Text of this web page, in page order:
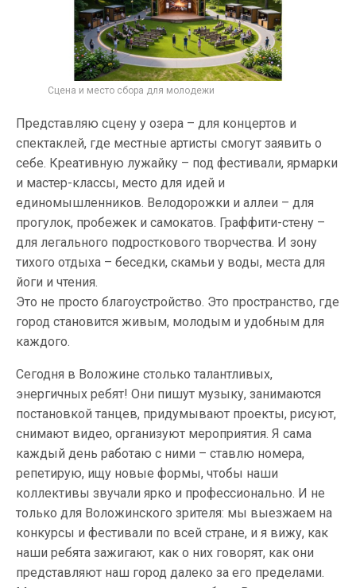
Сцена и место сбора для молодежи
Представляю сцену у озера – для концертов и
спектаклей, где местные артисты смогут заявить о
себе. Креативную лужайку – под фестивали, ярмарки
и мастер-классы, место для идей и
единомышленников. Велодорожки и аллеи – для
прогулок, пробежек и самокатов. Граффити-стену –
для легального подросткового творчества. И зону
тихого отдыха – беседки, скамьи у воды, места для
йоги и чтения.
Это не просто благоустройство. Это пространство, где
город становится живым, молодым и удобным для
каждого.
Сегодня в Воложине столько талантливых,
энергичных ребят! Они пишут музыку, занимаются
постановкой танцев, придумывают проекты, рисуют,
снимают видео, организуют мероприятия. Я сама
каждый день работаю с ними – ставлю номера,
репетирую, ищу новые формы, чтобы наши
коллективы звучали ярко и профессионально. И не
только для Воложинского зрителя: мы выезжаем на
конкурсы и фестивали по всей стране, и я вижу, как
наши ребята зажигают, как о них говорят, как они
представляют наш город далеко за его пределами.